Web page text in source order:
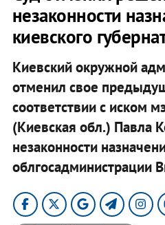
незаконности
киевского
Киевский окружной
отменил свое
соответствии с иском
(Киевская обл.) Павла
незаконности
облгосадминистрации